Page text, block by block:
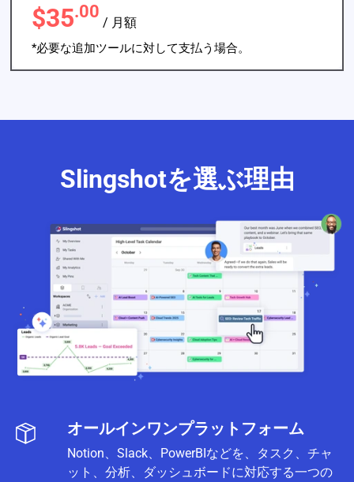
$35.00
/ 月額
*必要な追加ツールに対して支払う場合。
Slingshotを選ぶ理由
オールインワンプラットフォーム
Notion、Slack、PowerBIなどを、タスク、チャ
ット、分析、ダッシュボードに対応する一つの